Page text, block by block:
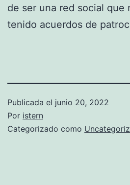
de ser una red social que
tenido acuerdos de
Publicada el junio 20, 2022
Por istern
Categorizado como